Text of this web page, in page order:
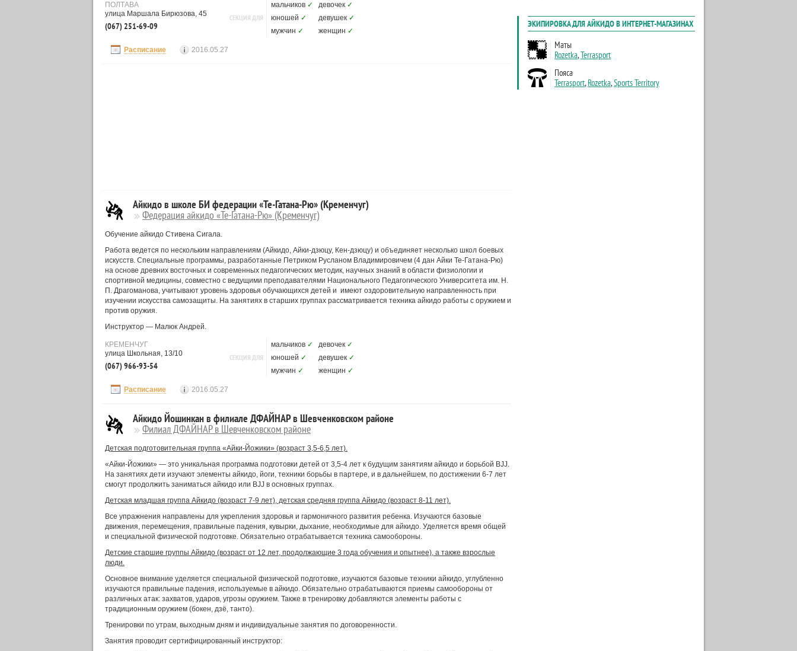
ПОЛТАВА
улица Маршала Бирюзова, 45
(067) 251-69-09
СЕКЦИЯ ДЛЯ
мальчиков ✓ девочек ✓
юношей ✓ девушек ✓
мужчин ✓ женщин ✓
Расписание 2016.05.27
Айкидо в школе БИ федерации «Те-Гатана-Рю» (Кременчуг)
Федерация айкидо «Те-Гатана-Рю» (Кременчуг)
Обучение айкидо Стивена Сигала.
Работа ведется по нескольким направлениям (Айкидо, Айки-дзюцу, Кен-дзюцу) и объединяет несколько школ боевых
искусств. Специальные программы, разработанные Петриком Русланом Владимировичем (4 дан Айки Те-Гатана-Рю)
на основе древних восточных и современных педагогических методик, научных знаний в области физиологии и
спортивной медицины, совместно с ведущими преподавателями Национального Педагогического Университета им. Н.
П. Драгоманова, учитывают уровень здоровья обучающихся детей и имеют оздоровительную направленность при
изучении искусства самозащиты. На занятиях в старших группах рассматривается техника айкидо работы с оружием и
против оружия.
Инструктор — Малюк Андрей.
КРЕМЕНЧУГ
улица Школьная, 13/10
(067) 966-93-54
СЕКЦИЯ ДЛЯ
мальчиков ✓ девочек ✓
юношей ✓ девушек ✓
мужчин ✓ женщин ✓
Расписание 2016.05.27
Айкидо Йошинкан в филиале ДФАЙНАР в Шевченковском районе
Филиал ДФАЙНАР в Шевченковском районе
Детская подготовительная группа «Айки-Йожики» (возраст 3,5-6,5 лет).
«Айки-Йожики» ― это уникальная программа подготовки детей от 3,5-4 лет к будущим занятиям айкидо и борьбой BJJ.
На занятиях дети изучают элементы айкидо, йоги, техники борьбы в партере, и в дальнейшем, по достижении 6-7 лет
смогут продолжить заниматься айкидо или BJJ в основных группах.
Детская младшая группа Айкидо (возраст 7-9 лет), детская средняя группа Айкидо (возраст 8-11 лет).
Все упражнения направлены для укрепления здоровья и гармоничного развития ребенка. Изучаются базовые
движения, перемещения, правильные падения, кувырки, дыхание, необходимые для айкидо. Уделяется время общей
и специальной физической подготовке. Обязательно отрабатывается техника самообороны.
Детские старшие группы Айкидо (возраст от 12 лет, продолжающие 3 года обучения и опытнее), а также взрослые
люди.
Основное внимание уделяется специальной физической подготовке, изучаются базовые техники айкидо, углубленно
изучаются правильные падения, используемые в айкидо. Обязательно отрабатываются приемы самообороны от
различных атак: захватов, ударов, угрозы оружием. Также в тренировку добавляются элементы работы с
традиционным оружием (бокен, дзё, танто).
Тренировки по утрам, выходным дням и индивидуальные занятия по договоренности.
Занятия проводит сертифицированный инструктор: